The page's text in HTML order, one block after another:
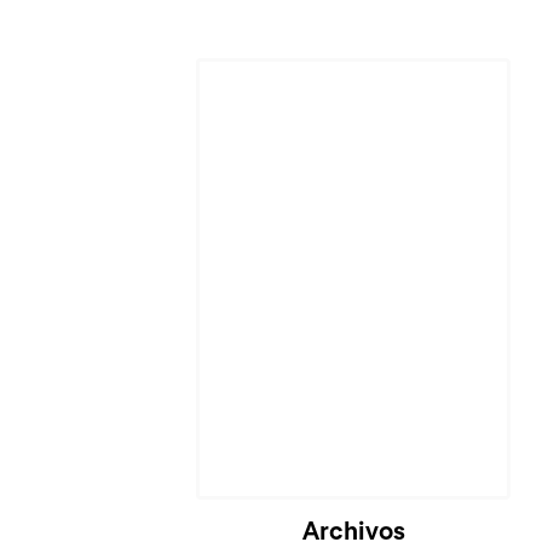
Archivos